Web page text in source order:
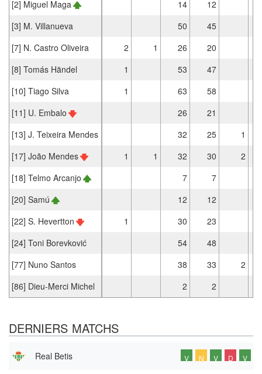
[2] Miguel Maga 14
12
[3] M. Villanueva
50
45
[7] N. Castro Oliveira
2 1 26
20
[8] Tomás Händel
1 53
47
[10] Tiago Silva
1 63
58
[11] U. Embalo
26
21
[13] J. Teixeira Mendes
32 25
1
[17] João Mendes
1 1 32 30
2
[18] Telmo Arcanjo
7
7
[20] Samú
12
12
[22] S. Hevertton
1 30
23
[24] Toni Borevković
54
48
[77] Nuno Santos
38 33
2
[86] Dieu-Merci Michel
2 2
DERNIERS MATCHS
Real Betis V N V D V